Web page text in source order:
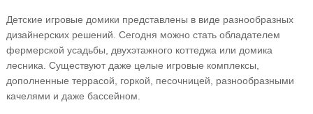
Детские игровые домики представлены в виде разнообразных
дизайнерских решений. Сегодня можно стать обладателем
фермерской усадьбы, двухэтажного коттеджа или домика
лесника. Существуют даже целые игровые комплексы,
дополненные террасой, горкой, песочницей, разнообразными
качелями и даже бассейном.